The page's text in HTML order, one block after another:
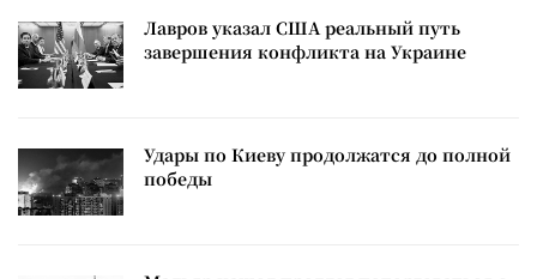
Лавров указал США реальный путь
завершения конфликта на Украине
Удары по Киеву продолжатся до полной
победы